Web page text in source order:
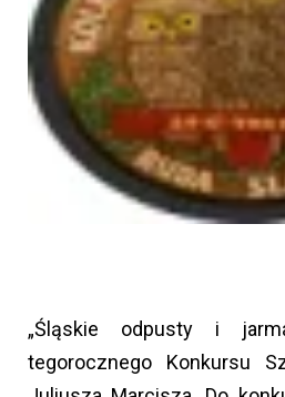
„Śląskie odpusty i
tegorocznego Konkursu